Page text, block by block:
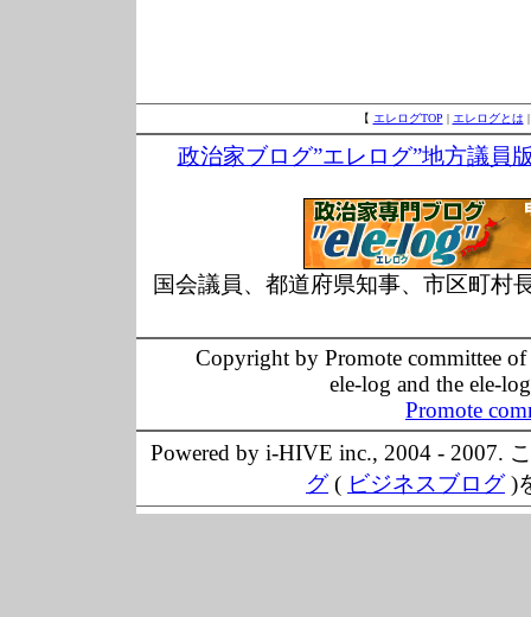
【 エレログTOP | エレログとは
政治家ブログ”エレログ”地方議員
国会議員、都道府県知事、市区町村
Copyright by Promote committee
ele-log and the ele-
Promote
Powered by i-HIVE inc., 2004 - 2007.
グ( ビジネスブログ)